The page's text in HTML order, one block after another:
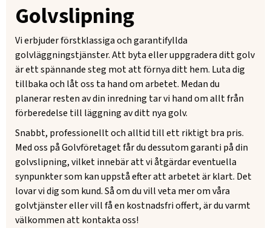
Golvslipning
Vi erbjuder förstklassiga och garantifyllda
golvläggningstjänster. Att byta eller uppgradera ditt golv
är ett spännande steg mot att förnya ditt hem. Luta dig
tillbaka och låt oss ta hand om arbetet. Medan du
planerar resten av din inredning tar vi hand om allt från
förberedelse till läggning av ditt nya golv.
Snabbt, professionellt och alltid till ett riktigt bra pris.
Med oss på Golvföretaget får du dessutom garanti på din
golvslipning, vilket innebär att vi åtgärdar eventuella
synpunkter som kan uppstå efter att arbetet är klart. Det
lovar vi dig som kund. Så om du vill veta mer om våra
golvtjänster eller vill få en kostnadsfri offert, är du varmt
välkommen att kontakta oss!